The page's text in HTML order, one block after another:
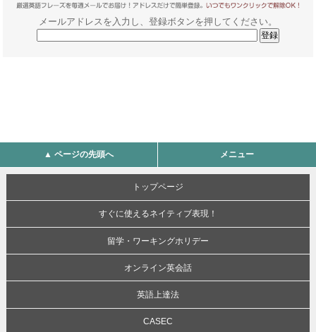
メールアドレスを入力し、登録ボタンを押してください。
▲ ページの先頭へ メニュー
トップページ
すぐに使えるネイティブ表現！
留学・ワーキングホリデー
オンライン英会話
英語上達法
CASEC